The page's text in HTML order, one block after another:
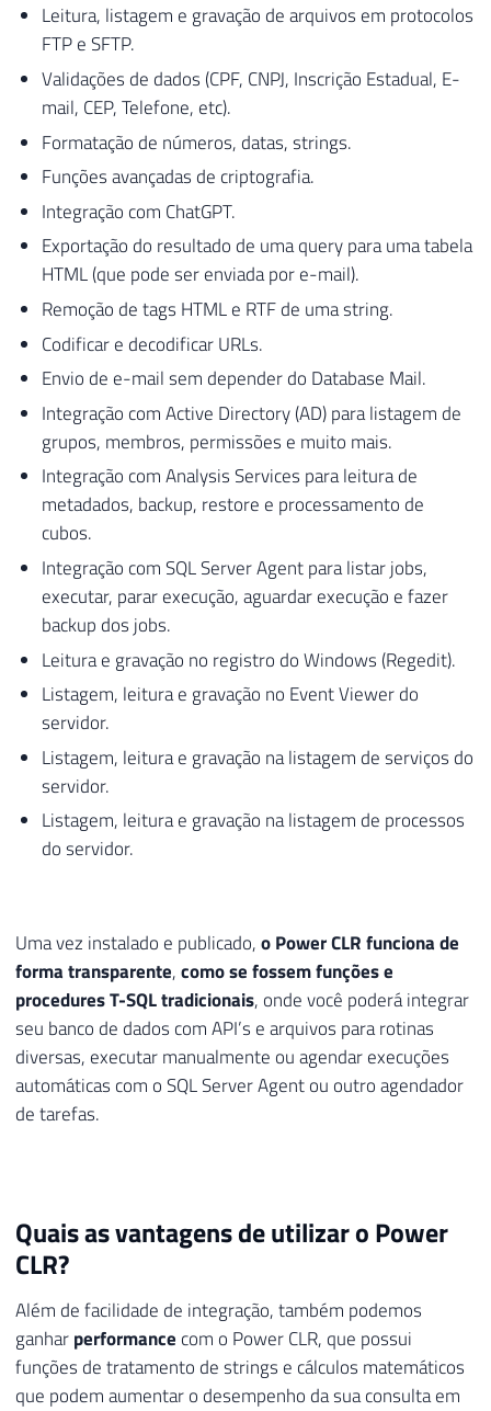
Leitura, listagem e gravação de arquivos em protocolos
FTP e SFTP.
Validações de dados (CPF, CNPJ, Inscrição Estadual, E-
mail, CEP, Telefone, etc).
Formatação de números, datas, strings.
Funções avançadas de criptografia.
Integração com ChatGPT.
Exportação do resultado de uma query para uma tabela
HTML (que pode ser enviada por e-mail).
Remoção de tags HTML e RTF de uma string.
Codificar e decodificar URLs.
Envio de e-mail sem depender do Database Mail.
Integração com Active Directory (AD) para listagem de
grupos, membros, permissões e muito mais.
Integração com Analysis Services para leitura de
metadados, backup, restore e processamento de
cubos.
Integração com SQL Server Agent para listar jobs,
executar, parar execução, aguardar execução e fazer
backup dos jobs.
Leitura e gravação no registro do Windows (Regedit).
Listagem, leitura e gravação no Event Viewer do
servidor.
Listagem, leitura e gravação na listagem de serviços do
servidor.
Listagem, leitura e gravação na listagem de processos
do servidor.
Uma vez instalado e publicado,o Power CLR funciona de
forma transparente,como se fossem funções e
procedures T-SQL tradicionais, onde você poderá integrar
seu banco de dados com API’s e arquivos para rotinas
diversas, executar manualmente ou agendar execuções
automáticas com o SQL Server Agent ou outro agendador
de tarefas.
Quais as vantagens de utilizar o Power
CLR?
Além de facilidade de integração, também podemos
ganharperformance com o Power CLR, que possui
funções de tratamento de strings e cálculos matemáticos
que podem aumentar o desempenho da sua consulta em